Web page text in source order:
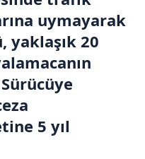
uymayarak
yaklaşık 20
5 yıl